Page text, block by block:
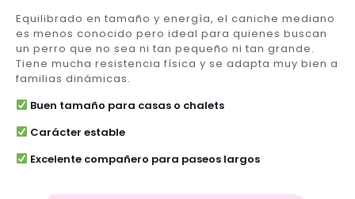
Equilibrado en tamaño y energía, el caniche mediano
es menos conocido pero ideal para quienes buscan
un perro que no sea ni tan pequeño ni tan grande.
Tiene mucha resistencia física y se adapta muy bien a
familias dinámicas.
Buen tamaño para casas o chalets
Carácter estable
Excelente compañero para paseos largos